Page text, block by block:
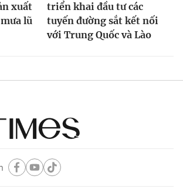
xuất
lũ
triển khai đầu tư các
tuyến đường sắt kết nối
với Trung Quốc và Lào